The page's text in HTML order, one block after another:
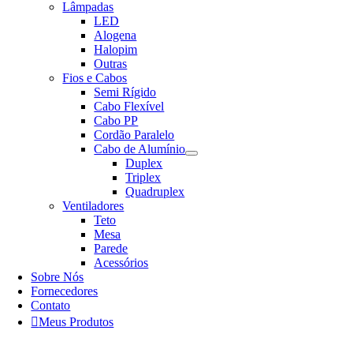
Lâmpadas
LED
Alogena
Halopim
Outras
Fios e Cabos
Semi Rígido
Cabo Flexível
Cabo PP
Cordão Paralelo
Cabo de Alumínio
Duplex
Triplex
Quadruplex
Ventiladores
Teto
Mesa
Parede
Acessórios
Sobre Nós
Fornecedores
Contato
Meus Produtos